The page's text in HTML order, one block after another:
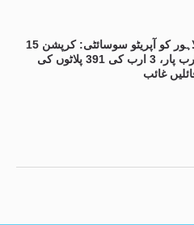
لاہور کو آپریٹو سوسائٹی: کرپشن 15
ارب پار، 3 ارب کی 391 پلاٹوں کی
غائب